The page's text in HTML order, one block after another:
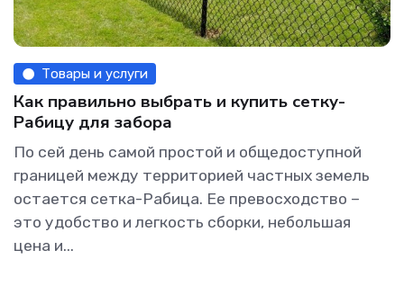
Товары и услуги
Как правильно выбрать и купить сетку-
Рабицу для забора
По сей день самой простой и общедоступной
границей между территорией частных земель
остается сетка-Рабица. Ее превосходство –
это удобство и легкость сборки, небольшая
цена и...